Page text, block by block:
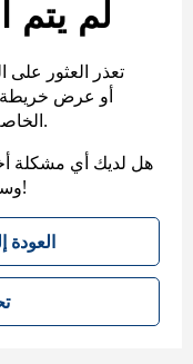
لم يتم
تعذر العثور
الخاصة بنا لمساعدتك في العثور على ما تريد.
هل لديك أي مشكلة
وسنعاود التواصل معك. شكرًا على صبرك!
العودة
تحديث الصفحة